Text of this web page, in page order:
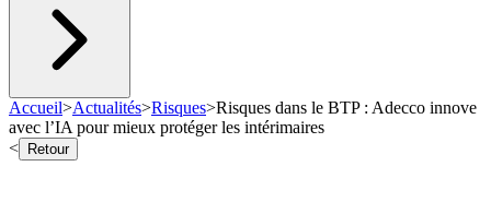
Accueil>Actualités>Risques>Risques dans le BTP : Adecco innove
avec l’IA pour mieux protéger les intérimaires
<
Retour